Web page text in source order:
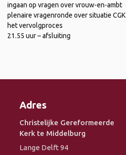
ingaan op vragen over vrouw-en-ambt
plenaire vragenronde over situatie CGK
het vervolgproces
21.55 uur – afsluiting
Adres
Christelijke Gereformeerde
Kerk te Middelburg
Lange Delft 94